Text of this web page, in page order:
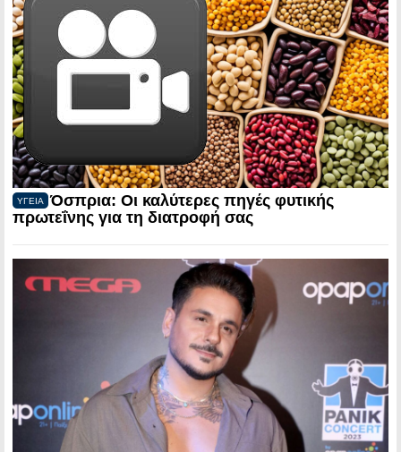
ΥΓΕΙΑ
Όσπρια: Οι καλύτερες πηγές φυτικής
πρωτεΐνης για τη διατροφή σας